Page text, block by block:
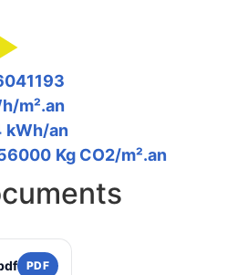
m².an
kWh/an
Kg CO2/m².an
PDF